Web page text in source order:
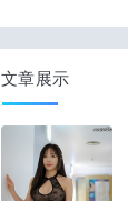
文章展示